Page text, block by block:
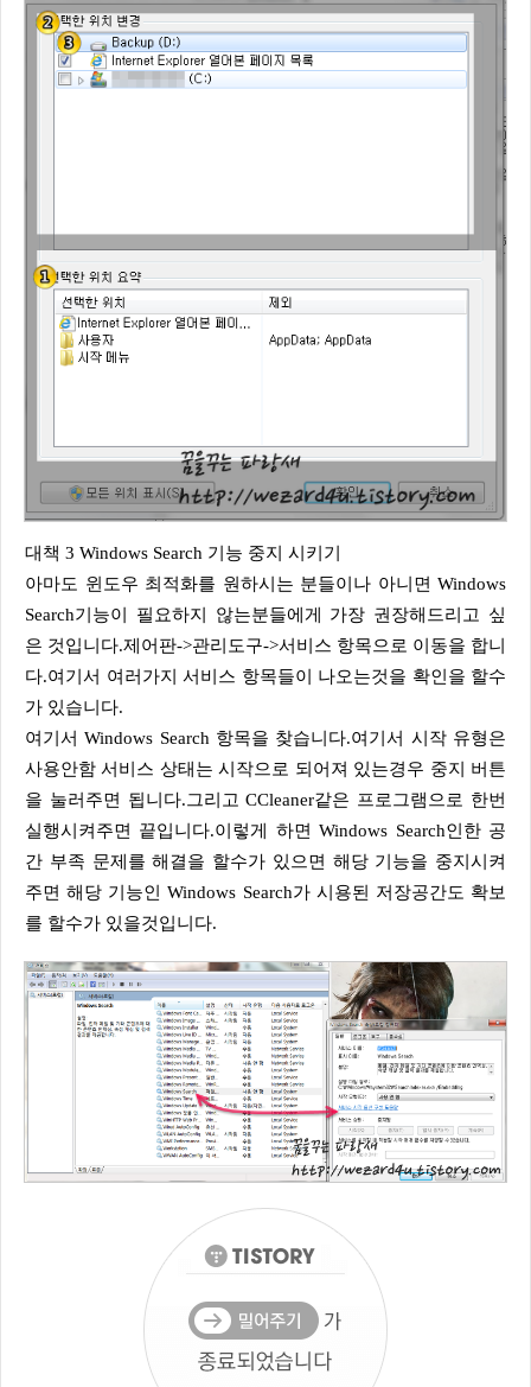
대책 3 Windows Search 기능 중지 시키기
아마도 윈도우 최적화를 원하시는 분들이나 아니면 Windows
Search기능이 필요하지 않는분들에게 가장 권장해드리고 싶
은 것입니다.제어판->관리도구->서비스 항목으로 이동을 합니
다.여기서 여러가지 서비스 항목들이 나오는것을 확인을 할수
가 있습니다.
여기서 Windows Search 항목을 찾습니다.여기서 시작 유형은
사용안함 서비스 상태는 시작으로 되어져 있는경우 중지 버튼
을 눌러주면 됩니다.그리고 CCleaner같은 프로그램으로 한번
실행시켜주면 끝입니다.이렇게 하면 Windows Search인한 공
간 부족 문제를 해결을 할수가 있으면 해당 기능을 중지시켜
주면 해당 기능인 Windows Search가 시용된 저장공간도 확보
를 할수가 있을것입니다.